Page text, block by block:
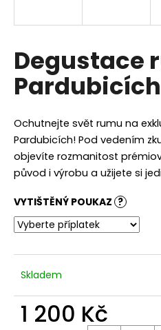
Degustace
Pardubicích
Ochutnejte svět rumu na
Pardubicích! Pod vedením
objevíte rozmanitost
původ i výrobu a užijete si
VYTIŠTĚNÝ POUKAZ ?
Skladem
1 200 Kč
í
t
?
HLEDAT
D
o
p
u
č